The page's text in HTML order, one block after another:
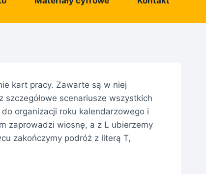
kart pracy. Zawarte są w niej
szczegółowe scenariusze wszystkich
organizacji roku kalendarzowego i
zaprowadzi wiosnę, a z L ubierzemy
zakończymy podróż z literą T,